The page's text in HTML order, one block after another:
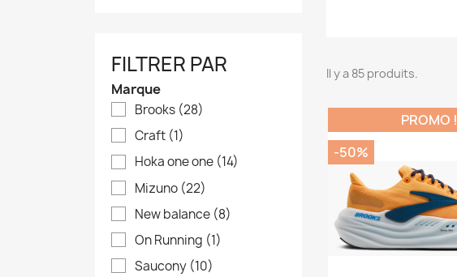
FILTRER PAR
Marque
Brooks (28)
Craft (1)
Hoka one one (14)
Mizuno (22)
New balance (8)
On Running (1)
Saucony (10)
Il y a 85 produits.
PROMO !
-50%